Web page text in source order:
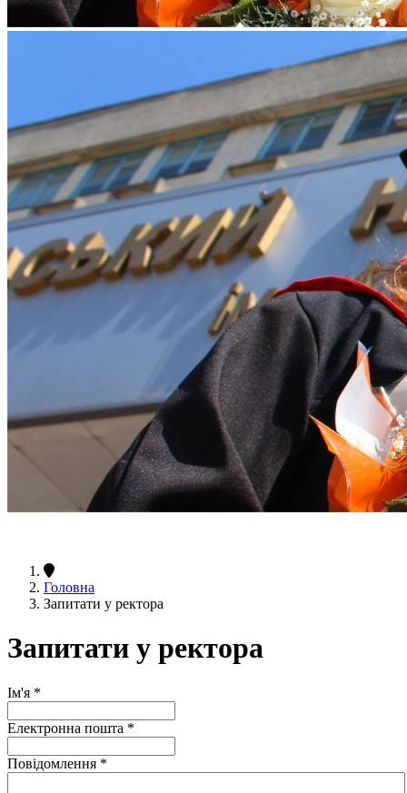
Головна
Запитати у ректора
Запитати у ректора
Ім'я *
Електронна пошта *
Повідомлення *